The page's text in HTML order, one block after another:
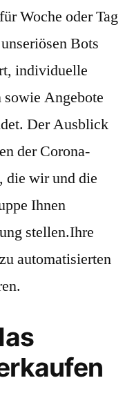
Woche oder Tag
Bots
individuelle
Angebote
Der Ausblick
der Corona-
die wir und die
Ihnen
stellen.Ihre
automatisierten